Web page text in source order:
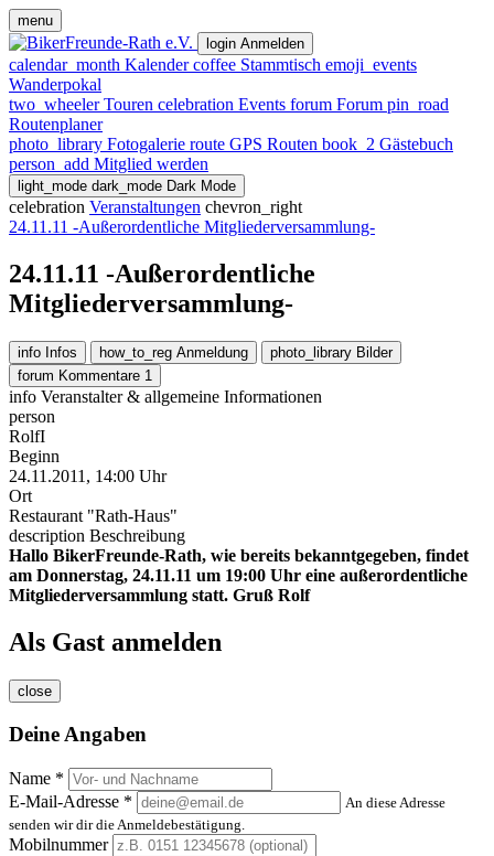
menu
login Anmelden
calendar_month Kalender coffee Stammtisch emoji_events
Wanderpokal
two_wheeler Touren celebration Events forum Forum pin_road
Routenplaner
photo_library Fotogalerie route GPS Routen book_2 Gästebuch
person_add Mitglied werden
light_mode dark_mode Dark Mode
celebration Veranstaltungen chevron_right
24.11.11 -Außerordentliche Mitgliederversammlung-
24.11.11 -Außerordentliche
Mitgliederversammlung-
info Infos how_to_reg Anmeldung photo_library Bilder
forum Kommentare 1
info Veranstalter & allgemeine Informationen
person
RolfI
Beginn
24.11.2011, 14:00 Uhr
Ort
Restaurant "Rath-Haus"
description Beschreibung
Hallo BikerFreunde-Rath, wie bereits bekanntgegeben, findet
am Donnerstag, 24.11.11 um 19:00 Uhr eine außerordentliche
Mitgliederversammlung statt. Gruß Rolf
Als Gast anmelden
close
Deine Angaben
Name *
E-Mail-Adresse *
An diese Adresse
senden wir dir die Anmeldebestätigung.
Mobilnummer